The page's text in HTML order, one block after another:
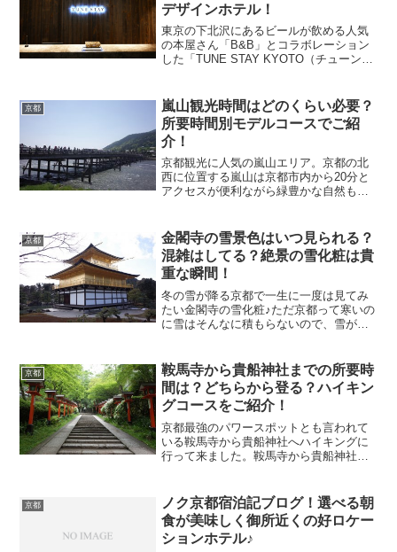
デザインホテル！
東京の下北沢にあるビールが飲める人気
の本屋さん「B&B」とコラボレーション
した「TUNE STAY KYOTO（チューンス
ゃ便利で絶好のロケーションに位置...
京都
嵐山観光時間はどのくらい必要？
所要時間別モデルコースでご紹
介！
京都観光に人気の嵐山エリア。京都の北
西に位置する嵐山は京都市内から20分と
アクセスが便利ながら緑豊かな自然も楽
「渡月橋」は規制が入るほどの混雑ぶり
です。ピークの渡月橋、本...
京都
金閣寺の雪景色はいつ見られる？
混雑はしてる？絶景の雪化粧は貴
重な瞬間！
冬の雪が降る京都で一生に一度は見てみ
たい金閣寺の雪化粧♪ただ京都って寒いの
に雪はそんなに積もらないので、雪が降
をよくチェックして京都南部に夜から朝
にかけて雪の予報が出...
京都
鞍馬寺から貴船神社までの所要時
間は？どちらから登る？ハイキン
グコースをご紹介！
京都最強のパワースポットとも言われて
いる鞍馬寺から貴船神社へハイキングに
行って来ました。鞍馬寺から貴船神社へ
徒歩での行き方ってどういくの？」「鞍
馬寺から貴船神社へ徒歩だ...
京都
ノク京都宿泊記ブログ！選べる朝
食が美味しく御所近くの好ロケー
ションホテル♪